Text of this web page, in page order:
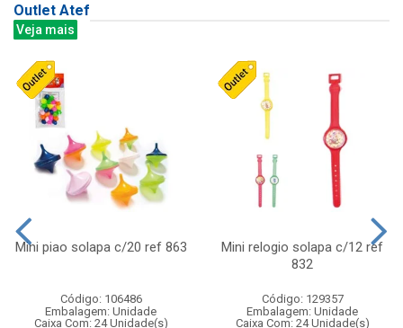
Outlet Atef
Veja mais
Mini piao solapa c/20 ref 863
Código: 106486
Embalagem: Unidade
Caixa Com: 24 Unidade(s)
Mini relogio solapa c/12 ref
832
Código: 129357
Embalagem: Unidade
Caixa Com: 24 Unidade(s)